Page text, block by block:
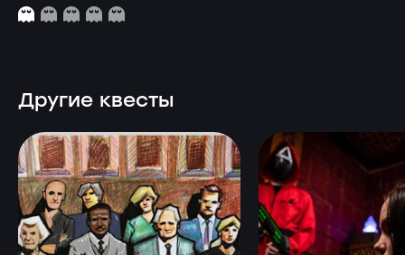
Другие квесты